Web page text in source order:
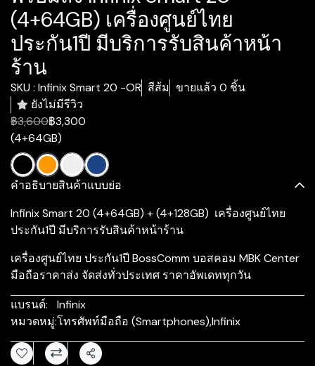
(4+64GB) เครื่องศูนย์ไทย
ประกัน1ปี มีบริการรับสินค้าหน้า
ร้าน
SKU : Infinix Smart 20 -OR สีส้ม ขายแล้ว 0 ชิ้น
ยังไม่มีรีวิว
฿3,600฿3,300
(4+64GB)
คำอธิบายสินค้าแบบย่อ
Infinix Smart 20 (4+64GB) + (4+128GB) เครื่องศูนย์ไทย
ประกัน1ปี มีบริการรับสินค้าหน้าร้าน
เครื่องศูนย์ไทย ประกัน1ปี BossComm บอสคอม MBK Center
มือถือราคาส่ง จัดส่งทั่วประเทศ ราคาอัพเดททุกวัน
แบรนด์:
Infinix
หมวดหมู่:โทรศัพท์มือถือ (Smartphones),Infinix
แชร์